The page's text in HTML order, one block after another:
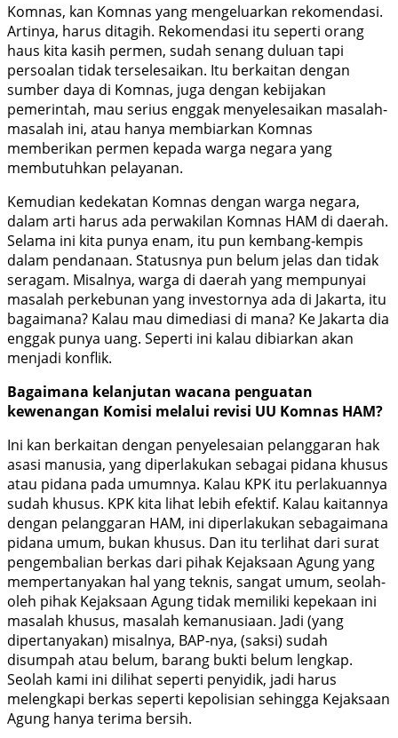
Komnas, kan Komnas yang mengeluarkan rekomendasi.
Artinya, harus ditagih. Rekomendasi itu seperti orang
haus kita kasih permen, sudah senang duluan tapi
persoalan tidak terselesaikan. Itu berkaitan dengan
sumber daya di Komnas, juga dengan kebijakan
pemerintah, mau serius enggak menyelesaikan masalah-
masalah ini, atau hanya membiarkan Komnas
memberikan permen kepada warga negara yang
membutuhkan pelayanan.
Kemudian kedekatan Komnas dengan warga negara,
dalam arti harus ada perwakilan Komnas HAM di daerah.
Selama ini kita punya enam, itu pun kembang-kempis
dalam pendanaan. Statusnya pun belum jelas dan tidak
seragam. Misalnya, warga di daerah yang mempunyai
masalah perkebunan yang investornya ada di Jakarta, itu
bagaimana? Kalau mau dimediasi di mana? Ke Jakarta dia
enggak punya uang. Seperti ini kalau dibiarkan akan
menjadi konflik.
Bagaimana kelanjutan wacana penguatan
kewenangan Komisi melalui revisi UU Komnas HAM?
Ini kan berkaitan dengan penyelesaian pelanggaran hak
asasi manusia, yang diperlakukan sebagai pidana khusus
atau pidana pada umumnya. Kalau KPK itu perlakuannya
sudah khusus. KPK kita lihat lebih efektif. Kalau kaitannya
dengan pelanggaran HAM, ini diperlakukan sebagaimana
pidana umum, bukan khusus. Dan itu terlihat dari surat
pengembalian berkas dari pihak Kejaksaan Agung yang
mempertanyakan hal yang teknis, sangat umum, seolah-
oleh pihak Kejaksaan Agung tidak memiliki kepekaan ini
masalah khusus, masalah kemanusiaan. Jadi (yang
dipertanyakan) misalnya, BAP-nya, (saksi) sudah
disumpah atau belum, barang bukti belum lengkap.
Seolah kami ini dilihat seperti penyidik, jadi harus
melengkapi berkas seperti kepolisian sehingga Kejaksaan
Agung hanya terima bersih.